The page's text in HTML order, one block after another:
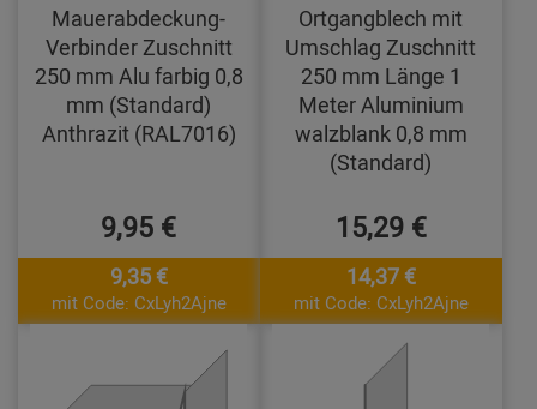
Mauerabdeckung-
Verbinder Zuschnitt
250 mm Alu farbig 0,8
mm (Standard)
Anthrazit (RAL7016)
9,95 €
9,35 €
mit Code: CxLyh2Ajne
Ortgangblech mit
Umschlag Zuschnitt
250 mm Länge 1
Meter Aluminium
walzblank 0,8 mm
(Standard)
15,29 €
14,37 €
mit Code: CxLyh2Ajne